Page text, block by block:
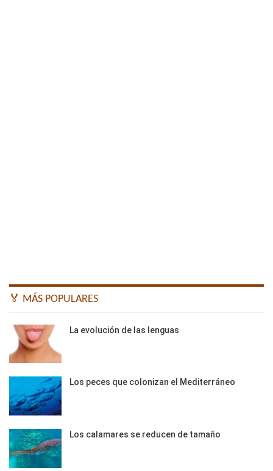
🏅 MÁS POPULARES
La evolución de las lenguas
Los peces que colonizan el Mediterráneo
Los calamares se reducen de tamaño